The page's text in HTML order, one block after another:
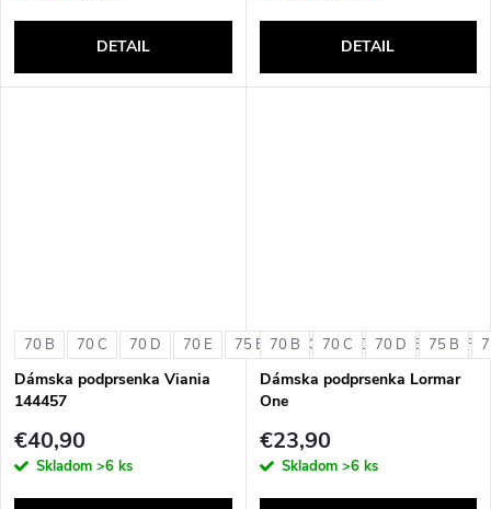
DETAIL DETAIL
70 B 70 C 70 D 70 E 75 B 75 C 75 D 75 E 75 F
Dámska podprsenka Viania
144457
€40,90
Skladom >6 ks
70 B 70 C 70 D 75 B
Dámska podprsenka Lormar
One
€23,90
Skladom >6 ks